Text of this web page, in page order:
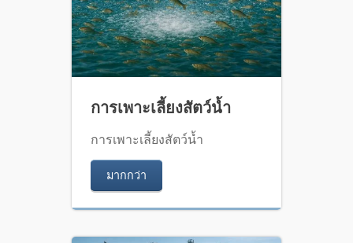
การเพาะเลี้ยงสัตว์น้ำ
การเพาะเลี้ยงสัตว์น้ำ
มากกว่า